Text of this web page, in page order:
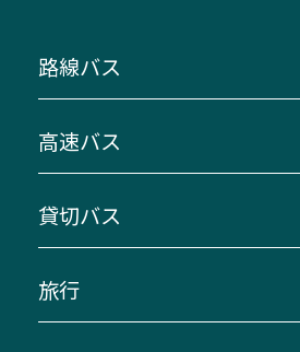
路線バス
主要停留所案内図・時刻表
路線バスのご利用方法
三重交通接近情報バスロケー
高速バス
南紀・VISON～横浜・東京・埼
伊賀～名古屋
貸切バス
貸切バスのご利用について
旅行